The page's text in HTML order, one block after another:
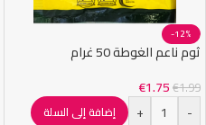
-12%
ثوم ناعم الغوطة 50 غرام
€1.99
€1.75
-
+ إضافة إلى السلة